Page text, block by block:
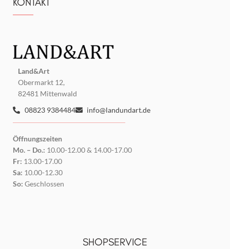
Land&Art
Obermarkt 12,
82481 Mittenwald
08823 9384484
info@landundart.de
Öffnungszeiten
Mo. – Do.: 10.00-12.00 & 14.00-17.00
Fr: 13.00-17.00
Sa: 10.00-12.30
So: Geschlossen
SHOPSERVICE